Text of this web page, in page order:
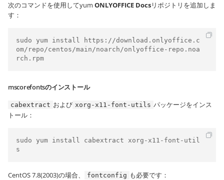
次のコマンドを使用してyum ONLYOFFICE Docsリポジトリを追加しま
す：
sudo yum install https://download.onlyoffice.c
om/repo/centos/main/noarch/onlyoffice-repo.noa
rch.rpm
mscorefontsのインストール
cabextract および xorg-x11-font-utils パッケージをインス
トール：
sudo yum install cabextract xorg-x11-font-util
s
CentOS 7.8(2003)の場合、 fontconfig も必要です：